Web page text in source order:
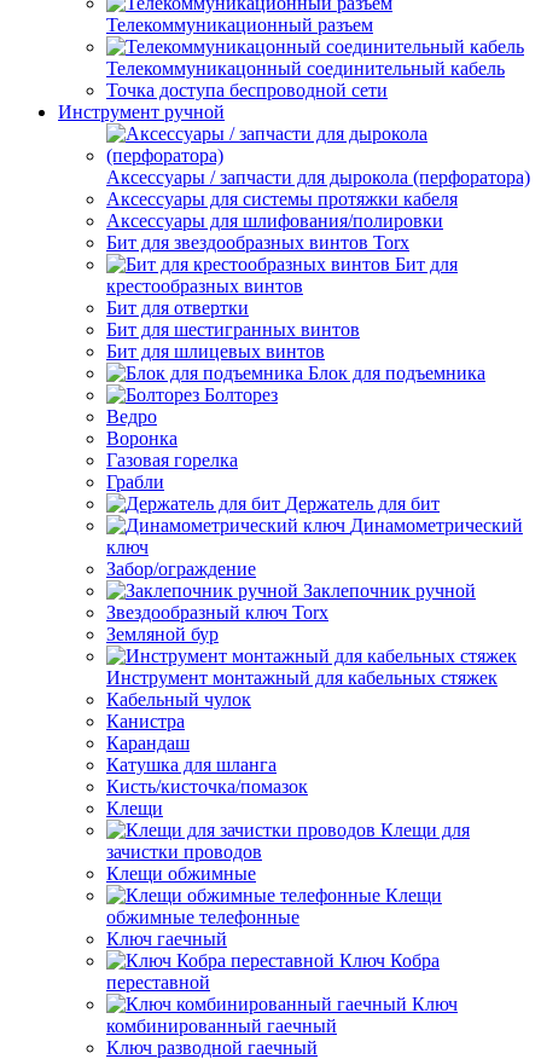
Телекоммуникационный разъем
Телекоммуникацонный соединительный кабель
Точка доступа беспроводной сети
Инструмент ручной
Аксессуары / запчасти для дырокола (перфоратора)
Аксессуары для системы протяжки кабеля
Аксессуары для шлифования/полировки
Бит для звездообразных винтов Torx
Бит для
крестообразных винтов
Бит для отвертки
Бит для шестигранных винтов
Бит для шлицевых винтов
Блок для подъемника
Болторез
Ведро
Воронка
Газовая горелка
Грабли
Держатель для бит
Динамометрический
ключ
Забор/ограждение
Заклепочник ручной
Звездообразный ключ Torx
Земляной бур
Инструмент монтажный для кабельных стяжек
Кабельный чулок
Канистра
Карандаш
Катушка для шланга
Кисть/кисточка/помазок
Клещи
Клещи для
зачистки проводов
Клещи обжимные
Клещи
обжимные телефонные
Ключ гаечный
Ключ Кобра
переставной
Ключ
комбинированный гаечный
Ключ разводной гаечный